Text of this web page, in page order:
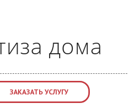
дома
ЗАКАЗАТЬ УСЛУГУ